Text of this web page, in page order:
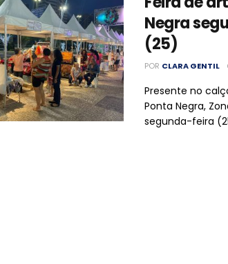
Negra
(25)
POR CLARA GENTIL
Presente no
Ponta Negra,
segunda-feira